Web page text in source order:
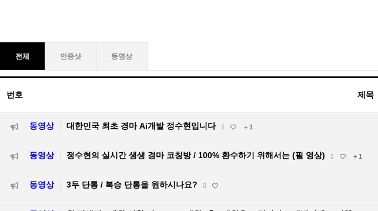
전체 인증샷 동영상
번호 제목
동영상 대한민국 최초 경마 Ai개발 정수현입니다 + 1
동영상 정수현의 실시간 생생 경마 코칭방 / 100% 환수하기 위해서는 (필 영상) + 1
동영상 3두 단통 / 복승 단통을 원하시나요?